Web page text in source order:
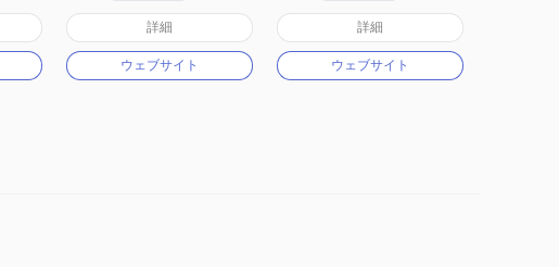
ラリア規制
ングライセンス（MM）
オーストラリア規制
マーケットメイキングライセンス（MM）
詳細
ウェブサイト
オーストラリア規制
マーケットメイキングライセンス（MM）
詳細
ウェブサイト